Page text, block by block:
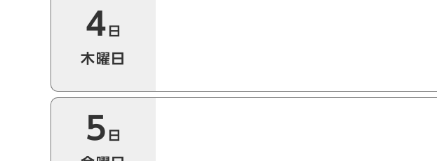
4 日
木曜日
5 日